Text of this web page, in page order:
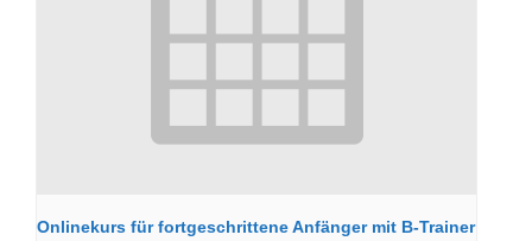
Onlinekurs für fortgeschrittene Anfänger mit B-Trainer